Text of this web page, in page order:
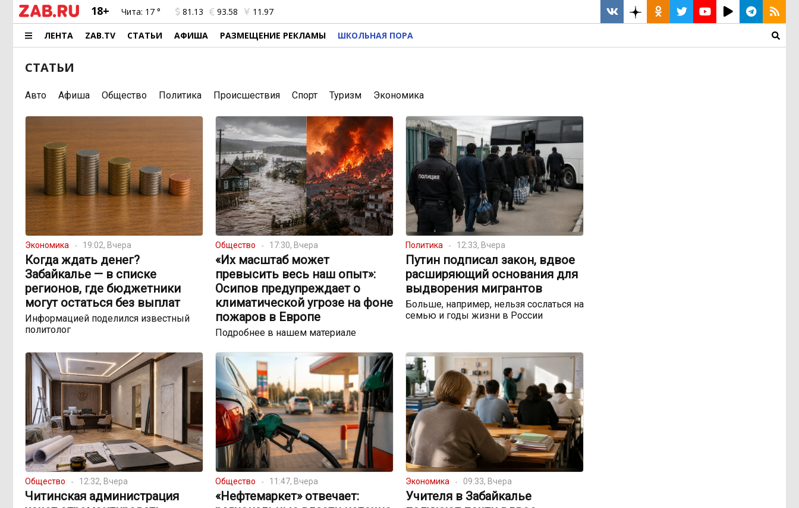
18+ Чита: 17 ° 81.13 93.58 11.97
ЛЕНТА ZAB.TV СТАТЬИ АФИША РАЗМЕЩЕНИЕ РЕКЛАМЫ ШКОЛЬНАЯ ПОРА
СТАТЬИ
Авто Афиша Общество Политика Происшествия Спорт Туризм Экономика
Экономика 19:02, Вчера
Когда ждать денег?
Забайкалье — в списке
регионов, где бюджетники
могут остаться без выплат
Информацией поделился известный
политолог
Общество 17:30, Вчера
«Их масштаб может
превысить весь наш опыт»:
Осипов предупреждает о
климатической угрозе на фоне
пожаров в Европе
Подробнее в нашем материале
Политика 12:33, Вчера
Путин подписал закон, вдвое
расширяющий основания для
выдворения мигрантов
Больше, например, нельзя сослаться на
семью и годы жизни в России
Общество 12:32, Вчера
Читинская администрация
Общество 11:47, Вчера
«Нефтемаркет» отвечает:
Экономика 09:33, Вчера
Учителя в Забайкалье